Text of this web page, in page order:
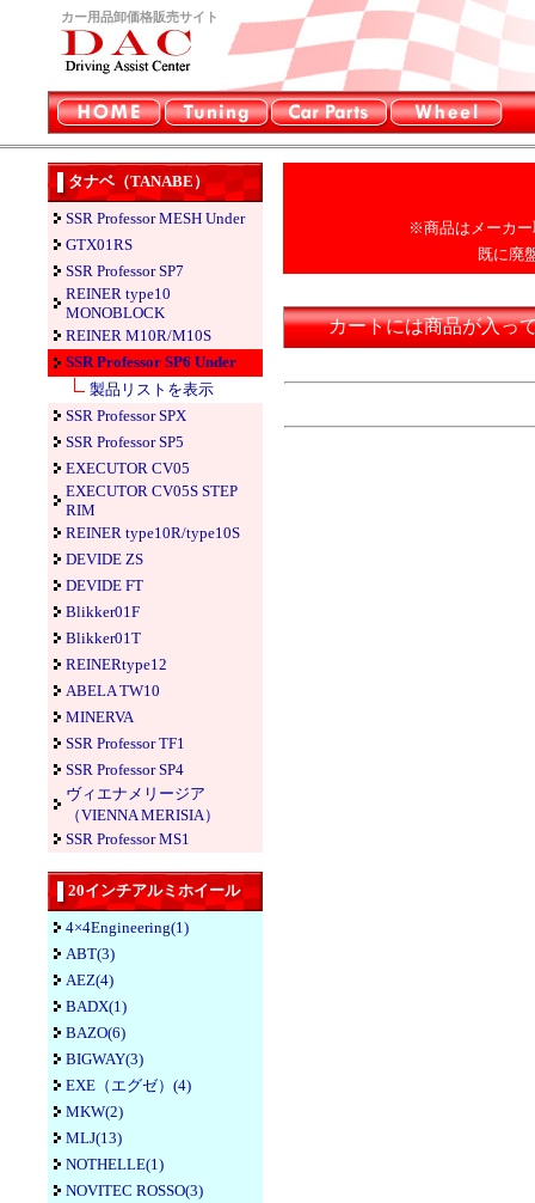
カー用品卸価格販売サイト
タナベ（TANABE）
SSR Professor MESH Under
GTX01RS
SSR Professor SP7
REINER type10
MONOBLOCK
REINER M10R/M10S
SSR Professor SP6 Under
製品リストを表示
SSR Professor SPX
SSR Professor SP5
EXECUTOR CV05
EXECUTOR CV05S STEP
RIM
REINER type10R/type10S
DEVIDE ZS
DEVIDE FT
Blikker01F
Blikker01T
REINERtype12
ABELA TW10
MINERVA
SSR Professor TF1
SSR Professor SP4
ヴィエナメリージア
（VIENNA MERISIA）
SSR Professor MS1
20インチアルミホイール
4×4Engineering(1)
ABT(3)
AEZ(4)
BADX(1)
BAZO(6)
BIGWAY(3)
EXE（エグゼ）(4)
MKW(2)
MLJ(13)
NOTHELLE(1)
NOVITEC ROSSO(3)
※商品はメーカー
既に廃
カートには商品が入っ